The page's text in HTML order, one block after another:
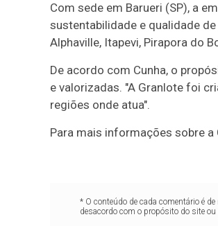
Com sede em Barueri (SP), a
sustentabilidade e qualidade
Alphaville, Itapevi, Pirapora do
De acordo com Cunha, o
e valorizadas. "A Granlote foi
regiões onde atua".
Para mais informações sobre
* O conteúdo de cada comentário é
desacordo com o propósito do site